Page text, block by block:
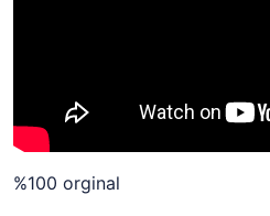
%100 orginal